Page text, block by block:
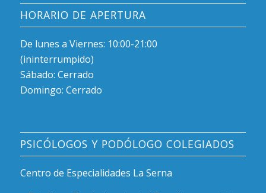
HORARIO DE APERTURA
De lunes a Viernes: 10:00-21:00
(ininterrumpido)
Sábado: Cerrado
Domingo: Cerrado
PSICÓLOGOS Y PODÓLOGO COLEGIADOS
Centro de Especialidades La Serna